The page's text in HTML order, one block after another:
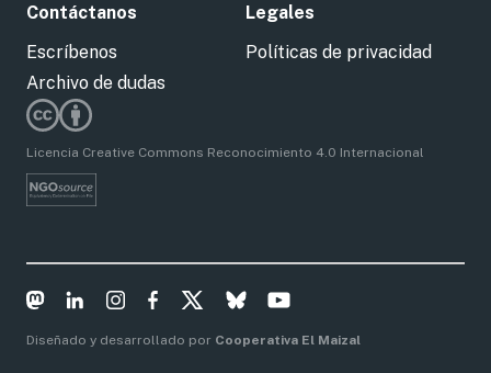
Contáctanos
Escríbenos
Archivo de dudas
Legales
Políticas de privacidad
Licencia Creative Commons Reconocimiento 4.0 Internacional
Diseñado y desarrollado por Cooperativa El Maizal